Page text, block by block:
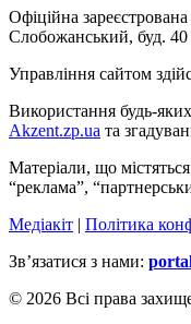
Офіційна
Слобожанський, буд.
Управління сайтом
Використання будь-
Akzent.zp.ua та
Матеріали, що
“реклама”,
Медіакіт | Політика
Зв’язатися з нами:
© 2026 Всі права